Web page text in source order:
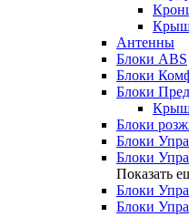
Антенны
Блоки ABS
Блоки
Блоки
Блоки
Блоки
Блоки
Показать
Блоки
Блоки